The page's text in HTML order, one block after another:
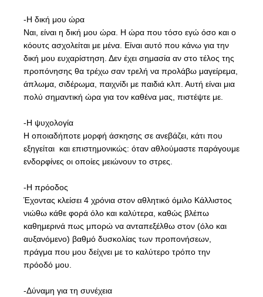
-Η δική μου ώρα
Ναι, είναι η δική μου ώρα. Η ώρα που τόσο εγώ όσο και ο
κόουτς ασχολείται με μένα. Είναι αυτό που κάνω για την
δική μου ευχαρίστηση. Δεν έχει σημασία αν στο τέλος της
προπόνησης θα τρέχω σαν τρελή να προλάβω μαγείρεμα,
άπλωμα, σιδέρωμα, παιχνίδι με παιδιά κλπ. Αυτή είναι μια
πολύ σημαντική ώρα για τον καθένα μας, πιστέψτε με.
-Η ψυχολογία
Η οποιαδήποτε μορφή άσκησης σε ανεβάζει, κάτι που
εξηγείται και επιστημονικώς: όταν αθλούμαστε παράγουμε
ενδορφίνες οι οποίες μειώνουν το στρες.
-Η πρόοδος
Έχοντας κλείσει 4 χρόνια στον αθλητικό όμιλο Κάλλιστος
νιώθω κάθε φορά όλο και καλύτερα, καθώς βλέπω
καθημερινά πως μπορώ να ανταπεξέλθω στον (όλο και
αυξανόμενο) βαθμό δυσκολίας των προπονήσεων,
πράγμα που μου δείχνει με το καλύτερο τρόπο την
πρόοδό μου.
-Δύναμη για τη συνέχεια